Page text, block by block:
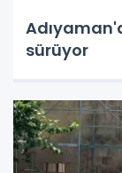
sürüyor